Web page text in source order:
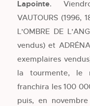
Lapointe.
VAUTOURS (1996,
L’OMBRE DE
vendus) et
exemplaires
la tourmente, le
franchira les 100
puis, en